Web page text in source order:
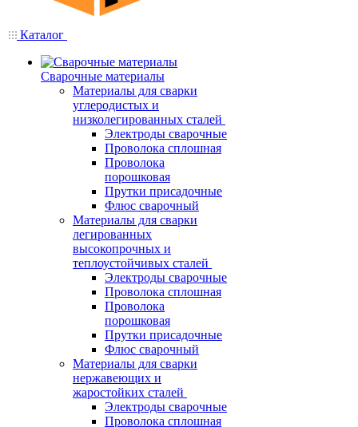
Каталог
Сварочные материалы
Материалы для сварки
углеродистых и
низколегированных сталей
Электроды сварочные
Проволока сплошная
Проволока
порошковая
Прутки присадочные
Флюс сварочный
Материалы для сварки
легированных
высокопрочных и
теплоустойчивых сталей
Электроды сварочные
Проволока сплошная
Проволока
порошковая
Прутки присадочные
Флюс сварочный
Материалы для сварки
нержавеющих и
жаростойких сталей
Электроды сварочные
Проволока сплошная